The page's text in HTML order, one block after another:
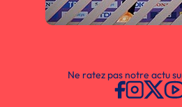
Ne ratez pas notre actu